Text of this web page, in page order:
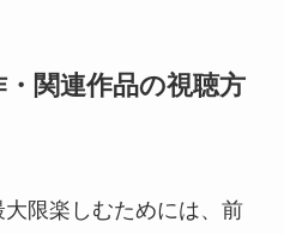
関連作品の視聴方
大限楽しむためには、前